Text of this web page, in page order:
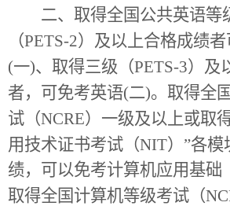
二、取得全国公共英语等
（PETS-2）及以上合格成绩
(一)、取得三级（PETS-3）及
者，可免考英语(二)。取得全
试（NCRE）一级及以上或取
用技术证书考试（NIT）”各
绩，可以免考计算机应用基础
取得全国计算机等级考试（